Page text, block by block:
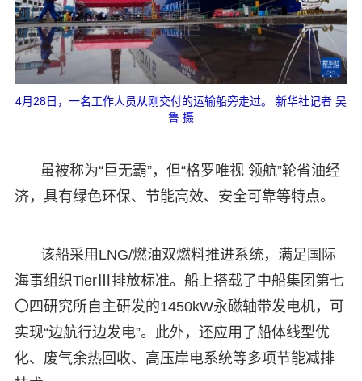
4月28日，一名工作人员从刚交付的运输船旁走过。 新华社记者 吴
鲁 摄
虽被称为“巨无霸”，但“格罗唯视 领航”轮省油经
济，具有绿色环保、节能高效、安全可靠等特点。
该船采用LNG/燃油双燃料推进系统，满足国际
海事组织TierⅢ排放标准。船上搭载了中船集团第七
〇四研究所自主研发的1450kW永磁轴带发电机，可
实现“边航行边发电”。此外，还应用了船体线型优
化、废气余热回收、高压岸电系统等多项节能减排